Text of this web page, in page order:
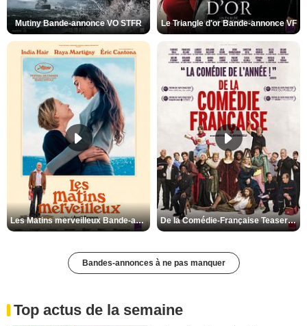
Mutiny Bande-annonce VO STFR Le Triangle d'or Bande-annonce VF
Les Matins merveilleux Bande-annonce VF De la Comédie-Française Teaser VF
Bandes-annonces à ne pas manquer
Top actus de la semaine